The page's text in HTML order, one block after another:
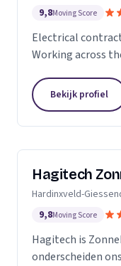
9,8Moving Score
Electrical
Working across
installation,
works in...
Bekijk profiel
Hagitech
Hardinxveld-
9,8Moving Score
Hagitech is
onderscheiden